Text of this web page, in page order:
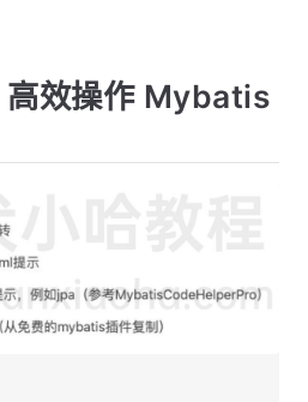
效操作 Mybatis